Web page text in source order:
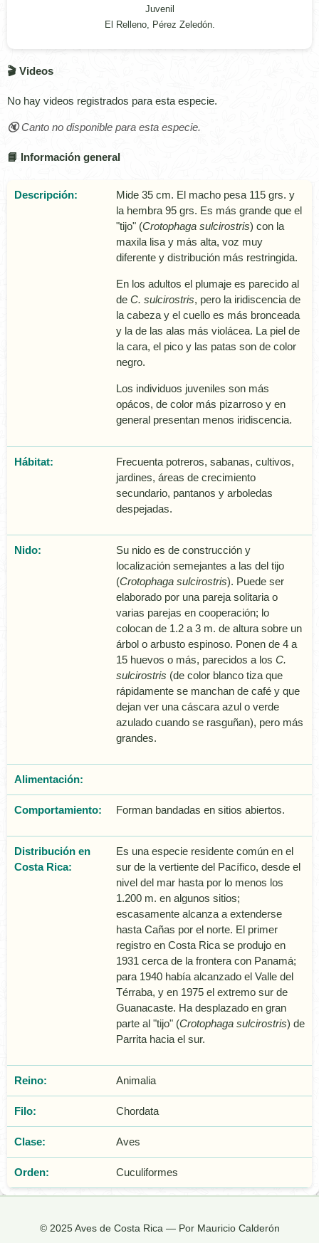
Juvenil
El Relleno, Pérez Zeledón.
🎬 Videos
No hay videos registrados para esta especie.
🔇 Canto no disponible para esta especie.
📘 Información general
Descripción:
Mide 35 cm. El macho pesa 115 grs. y
la hembra 95 grs. Es más grande que el
"tijo" (Crotophaga sulcirostris) con la
maxila lisa y más alta, voz muy
diferente y distribución más restringida.
En los adultos el plumaje es parecido al
de C. sulcirostris, pero la iridiscencia de
la cabeza y el cuello es más bronceada
y la de las alas más violácea. La piel de
la cara, el pico y las patas son de color
negro.
Los individuos juveniles son más
opácos, de color más pizarroso y en
general presentan menos iridiscencia.
Hábitat:
Frecuenta potreros, sabanas, cultivos,
jardines, áreas de crecimiento
secundario, pantanos y arboledas
despejadas.
Nido:
Su nido es de construcción y
localización semejantes a las del tijo
(Crotophaga sulcirostris). Puede ser
elaborado por una pareja solitaria o
varias parejas en cooperación; lo
colocan de 1.2 a 3 m. de altura sobre un
árbol o arbusto espinoso. Ponen de 4 a
15 huevos o más, parecidos a los C.
sulcirostris (de color blanco tiza que
rápidamente se manchan de café y que
dejan ver una cáscara azul o verde
azulado cuando se rasguñan), pero más
grandes.
Alimentación:
Comportamiento: Forman bandadas en sitios abiertos.
Distribución en
Costa Rica:
Es una especie residente común en el
sur de la vertiente del Pacífico, desde el
nivel del mar hasta por lo menos los
1.200 m. en algunos sitios;
escasamente alcanza a extenderse
hasta Cañas por el norte. El primer
registro en Costa Rica se produjo en
1931 cerca de la frontera con Panamá;
para 1940 había alcanzado el Valle del
Térraba, y en 1975 el extremo sur de
Guanacaste. Ha desplazado en gran
parte al "tijo" (Crotophaga sulcirostris) de
Parrita hacia el sur.
Reino: Animalia
Filo: Chordata
Clase: Aves
Orden: Cuculiformes
© 2025 Aves de Costa Rica — Por Mauricio Calderón